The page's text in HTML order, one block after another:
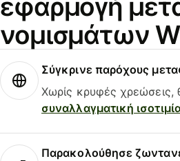
εφαρμογή
νομισμάτων
Σύγκρινε παρόχους
Χωρίς κρυφές χρεώσεις,
συναλλαγματική
Παρακολούθησε